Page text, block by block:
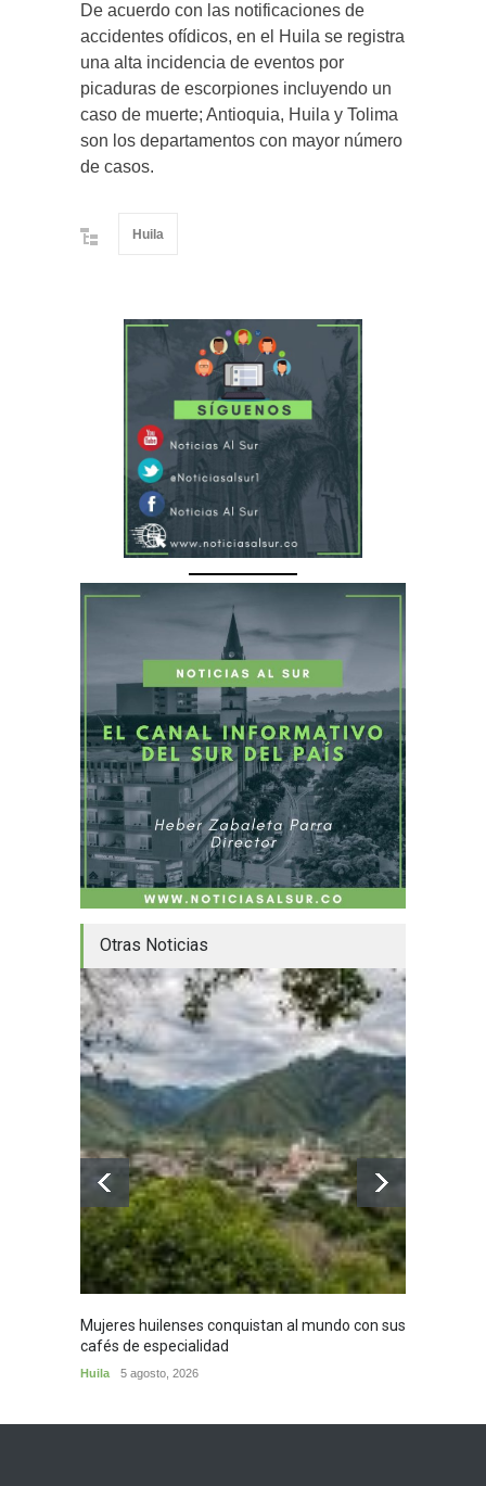
De acuerdo con las notificaciones de
accidentes ofídicos, en el Huila se registra
una alta incidencia de eventos por
picaduras de escorpiones incluyendo un
caso de muerte; Antioquia, Huila y Tolima
son los departamentos con mayor número
de casos.
Huila
Otras Noticias
Mujeres huilenses conquistan al mundo con sus
cafés de especialidad
Huila 5 agosto, 2026